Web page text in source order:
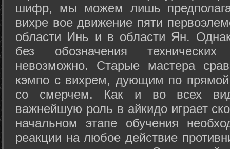
шифр, мы можем лишь
вихре вое движение пяти
области Инь и в области Ян.
без обозначения
невозможно. Старые мастера
кэмпо с вихрем, дующим по
со смерчем. Как и во всех
важнейшую роль в айкидо играет
начальном этапе обучения
реакции на любое действие